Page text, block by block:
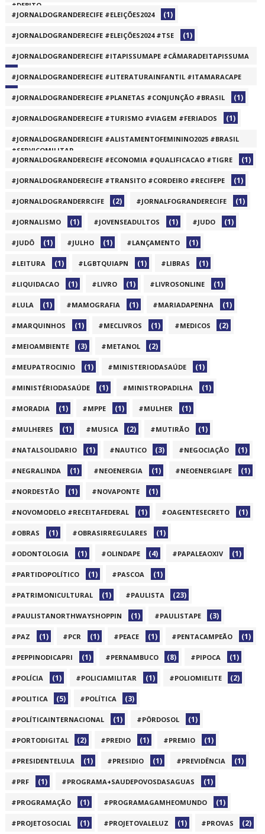
#DEBITO
(1)
#JORNALDOGRANDERECIFE #ELEIÇÕES2024 (1)
#JORNALDOGRANDERECIFE #ELEIÇÕES2024 #TSE (1)
#JORNALDOGRANDERECIFE #ITAPISSUMAPE #CÂMARADEITAPISSUMA
(1)
#JORNALDOGRANDERECIFE #LITERATURAINFANTIL #ITAMARACAPE
(1)
#JORNALDOGRANDERECIFE #PLANETAS #CONJUNÇÃO #BRASIL (1)
#JORNALDOGRANDERECIFE #TURISMO #VIAGEM #FERIADOS (1)
#JORNALDOGRANDERECIFE #ALISTAMENTOFEMININO2025 #BRASIL
#SERVIÇOMILITAR
(1)
#JORNALDOGRANDERECIFE #ECONOMIA #QUALIFICACAO #TIGRE (1)
#JORNALDOGRANDERECIFE #TRANSITO #CORDEIRO #RECIFEPE (1)
#JORNALDOGRANDERRCIFE (2) #JORNALFOGRANDERECIFE (1)
#JORNALISMO (1) #JOVENSEADULTOS (1) #JUDO (1)
#JUDÔ (1) #JULHO (1) #LANÇAMENTO (1)
#LEITURA (1) #LGBTQUIAPN (1) #LIBRAS (1)
#LIQUIDACAO (1) #LIVRO (1) #LIVROSONLINE (1)
#LULA (1) #MAMOGRAFIA (1) #MARIADAPENHA (1)
#MARQUINHOS (1) #MECLIVROS (1) #MEDICOS (2)
#MEIOAMBIENTE (3) #METANOL (2)
#MEUPATROCINIO (1) #MINISTERIODASAÚDE (1)
#MINISTÉRIODASAÚDE (1) #MINISTROPADILHA (1)
#MORADIA (1) #MPPE (1) #MULHER (1)
#MULHERES (1) #MUSICA (2) #MUTIRÃO (1)
#NATALSOLIDARIO (1) #NAUTICO (3) #NEGOCIAÇÃO (1)
#NEGRALINDA (1) #NEOENERGIA (1) #NEOENERGIAPE (1)
#NORDESTÃO (1) #NOVAPONTE (1)
#NOVOMODELO #RECEITAFEDERAL (1) #OAGENTESECRETO (1)
#OBRAS (1) #OBRASIRREGULARES (1)
#ODONTOLOGIA (1) #OLINDAPE (4) #PAPALEAOXIV (1)
#PARTIDOPOLÍTICO (1) #PASCOA (1)
#PATRIMONICULTURAL (1) #PAULISTA (23)
#PAULISTANORTHWAYSHOPPIN (1) #PAULISTAPE (3)
#PAZ (1) #PCR (1) #PEACE (1) #PENTACAMPEÃO (1)
#PEPPINODICAPRI (1) #PERNAMBUCO (8) #PIPOCA (1)
#POLÍCIA (1) #POLICIAMILITAR (1) #POLIOMIELITE (2)
#POLITICA (5) #POLÍTICA (3)
#POLÍTICAINTERNACIONAL (1) #PÔRDOSOL (1)
#PORTODIGITAL (2) #PREDIO (1) #PREMIO (1)
#PRESIDENTELULA (1) #PRESIDIO (1) #PREVIDÊNCIA (1)
#PRF (1) #PROGRAMA+SAUDEPOVOSDASAGUAS (1)
#PROGRAMAÇÃO (1) #PROGRAMAGAMHEOMUNDO (1)
#PROJETOSOCIAL (1) #PROJETOVALELUZ (1) #PROVAS (2)